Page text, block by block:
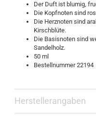
Der Duft ist blumig,
Die Kopfnoten sind
Die Herznoten sind
Kirschblüte.
Die Basisnoten sind
Sandelholz.
50 ml
Bestellnummer 22194
Herstellerangaben